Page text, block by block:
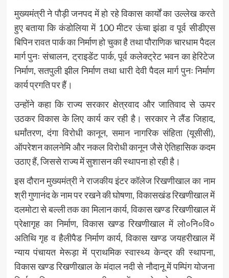
मुख्यमंत्री ने पौड़ी जनपद में हो रहे विकास कार्यों का उल्लेख करते
हुए बताया कि कंडोलिया में 100 मीटर ऊंचा झंडा व पूर्व सीडीएस
बिपिन रावत पार्क का निर्माण हो चुका है तथा पौराणिक चारधाम पैदल
मार्ग पुनः संचालन, ट्राइडेंट पार्क, पूर्व कलेक्ट्रेट भवन का हेरिटेज
निर्माण, सतपुली झील निर्माण तथा धारी देवी पैदल मार्ग पुनः निर्माण
कार्य प्रगति पर हैं।
उन्होंने कहा कि राज्य सरकार क्षेत्रवाद और जातिवाद से ऊपर
उठकर विकास के लिए कार्य कर रही है। सरकार ने लैंड जिहाद,
धर्मांतरण, दंगा विरोधी कानून, समान नागरिक संहिता (यूसीसी),
ऑपरेशन कालनेमि और नकल विरोधी कानून जैसे ऐतिहासिक कदम
उठाए हैं, जिससे राज्य में सुशासन की स्थापना हो रही है।
इस दौरान मुख्यमंत्री ने राजकीय इंटर कॉलेज रिखणीखाल का नाम
श्री गुणानंद के नाम पर रखने की घोषणा, विकासखंड रिखणीखाल में
दलमोटा से बल्ली तक का मिलान कार्य, विकास खण्ड रिखणीखाल में
प्रेक्षागृह का निर्माण, विकास खण्ड रिखणीखाल में लो०नि०वि०
अतिथि गृह व हैलीपैड निर्माण कार्य, विकास खण्ड जयहरीखाल में
न्याय पंचायत मेरूड़ा में प्राथमिक स्वास्थ्य केन्द्र की स्थापना,
विकास खण्ड रिखणीखाल के मंदाल नदी से नौदानू में पम्पिंग योजना